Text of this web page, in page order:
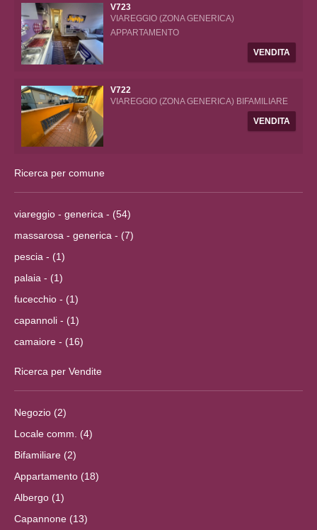
V723
VIAREGGIO (ZONA GENERICA)
APPARTAMENTO
VENDITA
V722
VIAREGGIO (ZONA GENERICA) BIFAMILIARE
VENDITA
Ricerca per comune
viareggio - generica - (54)
massarosa - generica - (7)
pescia - (1)
palaia - (1)
fucecchio - (1)
capannoli - (1)
camaiore - (16)
Ricerca per Vendite
Negozio (2)
Locale comm. (4)
Bifamiliare (2)
Appartamento (18)
Albergo (1)
Capannone (13)